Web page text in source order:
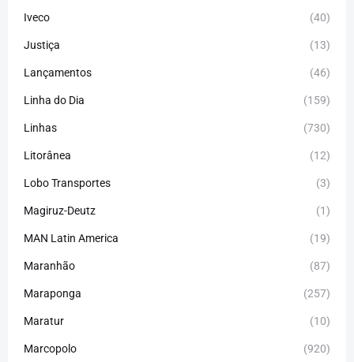
Iveco (40)
Justiça (13)
Lançamentos (46)
Linha do Dia (159)
Linhas (730)
Litorânea (12)
Lobo Transportes (3)
Magiruz-Deutz (1)
MAN Latin America (19)
Maranhão (87)
Maraponga (257)
Maratur (10)
Marcopolo (920)